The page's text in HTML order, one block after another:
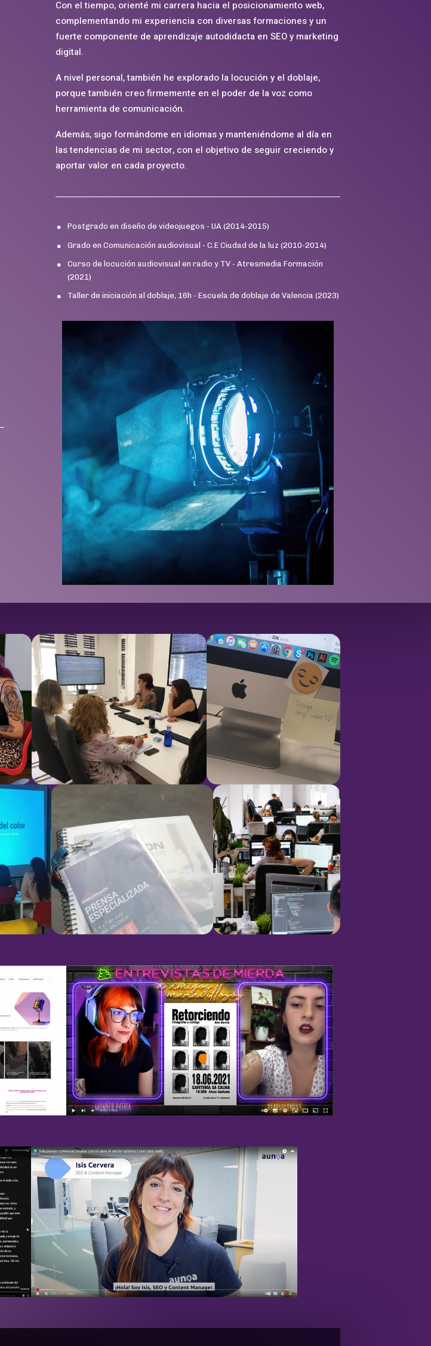
Con el tiempo, orienté mi carrera hacia el posicionamiento web,
complementando mi experiencia con diversas formaciones y un
fuerte componente de aprendizaje autodidacta en SEO y marketing
digital.
A nivel personal, también he explorado la locución y el doblaje,
porque también creo firmemente en el poder de la voz como
herramienta de comunicación.
Además, sigo formándome en idiomas y manteniéndome al día en
las tendencias de mi sector, con el objetivo de seguir creciendo y
aportar valor en cada proyecto.
Postgrado en diseño de videojuegos - UA (2014-2015)
Grado en Comunicación audiovisual - C.E Ciudad de la luz (2010-2014)
Curso de locución audiovisual en radio y TV - Atresmedia Formación
(2021)
Taller de iniciación al doblaje, 16h - Escuela de doblaje de Valencia (2023)